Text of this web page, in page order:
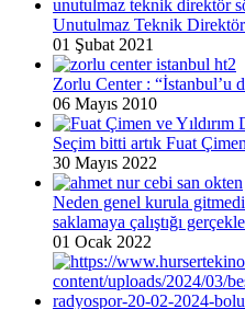
Unutulmaz Teknik
01 Şubat 2021
Zorlu Center : “İstanbul’u
06 Mayıs 2010
Seçim bitti artık Fuat
30 Mayıs 2022
Neden genel kurula
saklamaya çalıştığı
01 Ocak 2022